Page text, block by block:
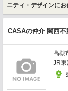
ニティ・デザインにお
CASAの仲介 関西
高槻
JR